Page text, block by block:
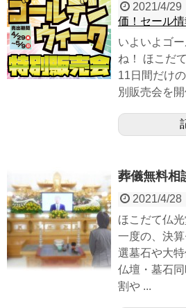
2021/4/29
価！セール情
いよいよゴ
ね！ ほこだ
11日間だけ
別販売会を
葬儀無料相
2021/4/28
ほこだて仏
一度の、決
選墓石や大特
仏壇・墓石
割や ...